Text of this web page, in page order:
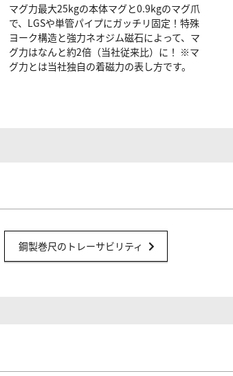
マグ力最大25kgの本体マグと0.9kgのマグ爪
で、LGSや単管パイプにガッチリ固定！特殊
ヨーク構造と強力ネオジム磁石によって、マ
グ力はなんと約2倍（当社従来比）に！ ※マ
グ力とは当社独自の着磁力の表し方です。
鋼製巻尺のトレーサビリティ